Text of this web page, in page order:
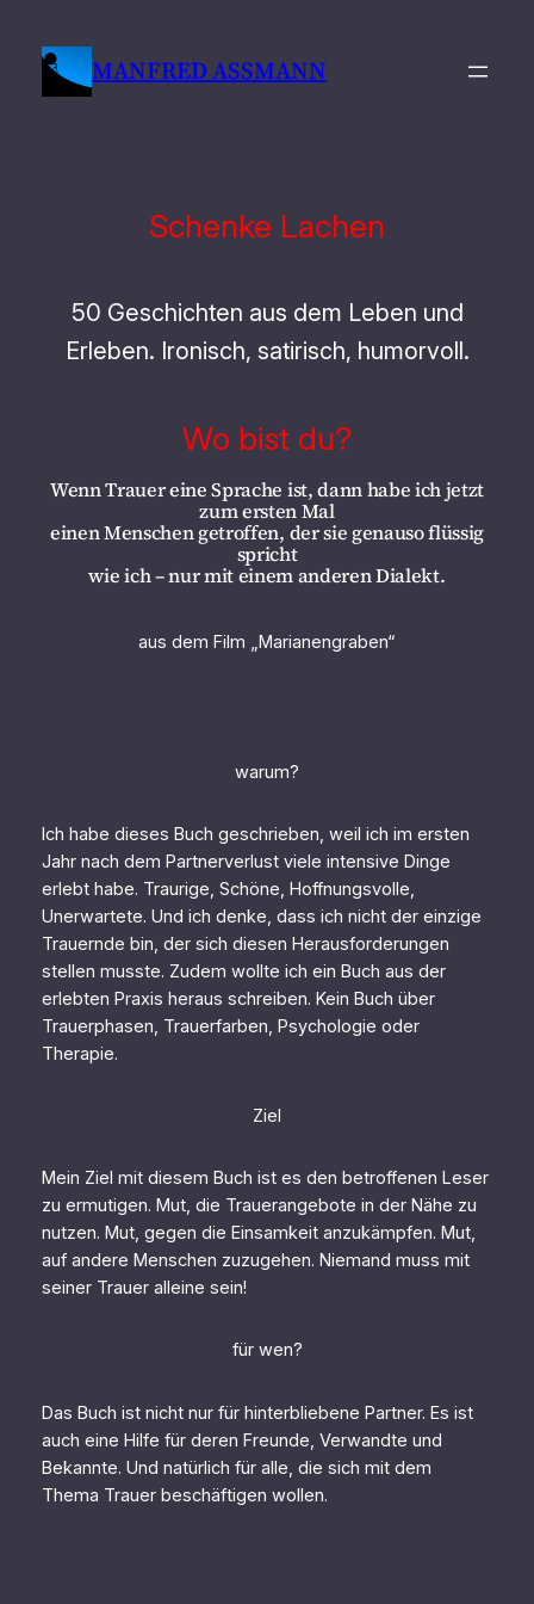
Inhalt
springen
MANFRED ASSMANN
Schenke Lachen
50 Geschichten aus dem Leben und
Erleben. Ironisch, satirisch, humorvoll.
Wo bist du?
Wenn Trauer eine Sprache ist, dann habe ich jetzt
zum ersten Mal
einen Menschen getroffen, der sie genauso flüssig
spricht
wie ich – nur mit einem anderen Dialekt.
aus dem Film „Marianengraben“
warum?
Ich habe dieses Buch geschrieben, weil ich im ersten
Jahr nach dem Partnerverlust viele intensive Dinge
erlebt habe. Traurige, Schöne, Hoffnungsvolle,
Unerwartete. Und ich denke, dass ich nicht der einzige
Trauernde bin, der sich diesen Herausforderungen
stellen musste. Zudem wollte ich ein Buch aus der
erlebten Praxis heraus schreiben. Kein Buch über
Trauerphasen, Trauerfarben, Psychologie oder
Therapie.
Ziel
Mein Ziel mit diesem Buch ist es den betroffenen Leser
zu ermutigen. Mut, die Trauerangebote in der Nähe zu
nutzen. Mut, gegen die Einsamkeit anzukämpfen. Mut,
auf andere Menschen zuzugehen. Niemand muss mit
seiner Trauer alleine sein!
für wen?
Das Buch ist nicht nur für hinterbliebene Partner. Es ist
auch eine Hilfe für deren Freunde, Verwandte und
Bekannte. Und natürlich für alle, die sich mit dem
Thema Trauer beschäftigen wollen.